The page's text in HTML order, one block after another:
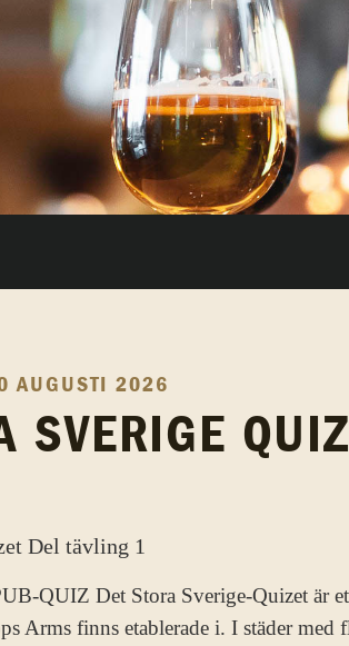
AUGUSTI 2026
SVERIGE
QUIZ Det Stora Sverige-Quizet är
Arms finns etablerade i. I städer med